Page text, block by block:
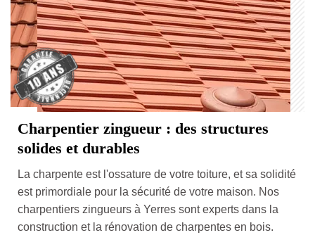
Charpentier zingueur : des structures
solides et durables
La charpente est l'ossature de votre toiture, et sa solidité
est primordiale pour la sécurité de votre maison. Nos
charpentiers zingueurs à Yerres sont experts dans la
construction et la rénovation de charpentes en bois.